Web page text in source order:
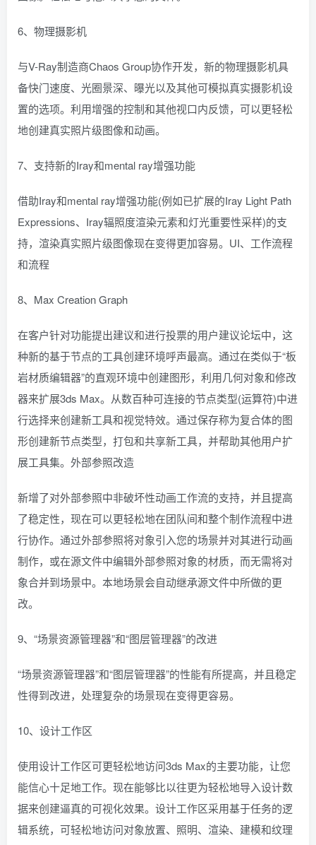
6、物理摄影机
与V-Ray制造商Chaos Group协作开发，新的物理摄影机具
备快门速度、光圈景深、曝光以及其他可模拟真实摄影机设
置的选项。利用增强的控制和其他视口内反馈，可以更轻松
地创建真实照片级图像和动画。
7、支持新的Iray和mental ray增强功能
借助Iray和mental ray增强功能(例如已扩展的Iray Light Path
Expressions、Iray辐照度渲染元素和灯光重要性采样)的支
持，渲染真实照片级图像现在变得更加容易。UI、工作流程
和流程
8、Max Creation Graph
在客户针对功能提出建议和进行投票的用户建议论坛中，这
种新的基于节点的工具创建环境呼声最高。通过在类似于“板
岩材质编辑器”的直观环境中创建图形，利用几何对象和修改
器来扩展3ds Max。从数百种可连接的节点类型(运算符)中进
行选择来创建新工具和视觉特效。通过保存称为复合体的图
形创建新节点类型，打包和共享新工具，并帮助其他用户扩
展工具集。外部参照改造
新增了对外部参照中非破坏性动画工作流的支持，并且提高
了稳定性，现在可以更轻松地在团队间和整个制作流程中进
行协作。通过外部参照将对象引入您的场景并对其进行动画
制作，或在源文件中编辑外部参照对象的材质，而无需将对
象合并到场景中。本地场景会自动继承源文件中所做的更
改。
9、“场景资源管理器”和“图层管理器”的改进
“场景资源管理器”和“图层管理器”的性能有所提高，并且稳定
性得到改进，处理复杂的场景现在变得更容易。
10、设计工作区
使用设计工作区可更轻松地访问3ds Max的主要功能，让您
能信心十足地工作。现在能够比以往更为轻松地导入设计数
据来创建逼真的可视化效果。设计工作区采用基于任务的逻
辑系统，可轻松地访问对象放置、照明、渲染、建模和纹理